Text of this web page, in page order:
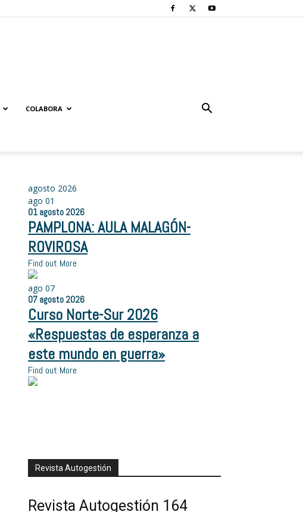
COLABORA
agosto 2026
ago 01
01 agosto 2026
PAMPLONA: AULA MALAGÓN-
ROVIROSA
Find out More
ago 07
07 agosto 2026
Curso Norte-Sur 2026
«Respuestas de esperanza a
este mundo en guerra»
Find out More
Revista Autogestión
Revista Autogestión 164